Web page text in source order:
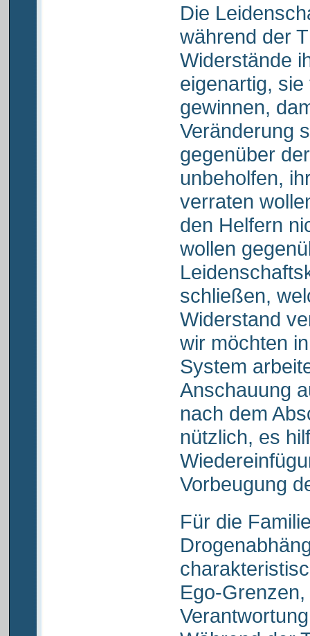
Die
während der
Widerstände
eigenartig,
gewinnen,
Veränderung
gegenüber
unbeholfen,
verraten
den Helfern
wollen
schließen,
Widerstand
wir möchten
System
Anschauung
nach dem
nützlich, es
Vorbeugung
Für die
Ego-